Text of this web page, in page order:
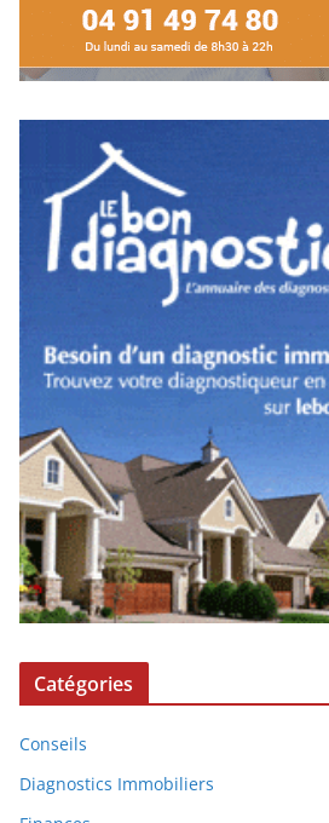
Catégories
Conseils
Diagnostics Immobiliers